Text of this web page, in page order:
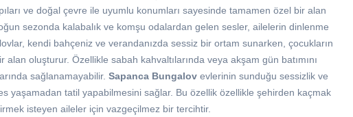
ve doğal çevre ile uyumlu konumları sayesinde tamamen özel bir alan
sezonda kalabalık ve komşu odalardan gelen sesler, ailelerin dinlenme
kendi bahçeniz ve verandanızda sessiz bir ortam sunarken, çocukların
oluşturur. Özellikle sabah kahvaltılarında veya akşam gün batımını
sağlanamayabilir. Sapanca Bungalov evlerinin sunduğu sessizlik ve
yaşamadan tatil yapabilmesini sağlar. Bu özellik özellikle şehirden kaçmak
isteyen aileler için vazgeçilmez bir tercihtir.